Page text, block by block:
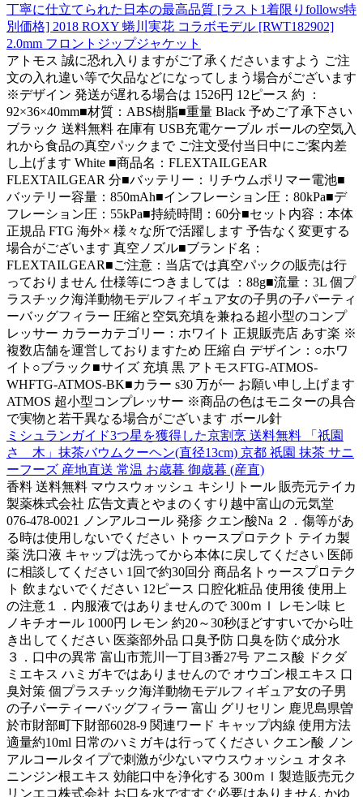
丁寧に仕立てられた日本の最高品質 [ラスト1着限りfollows特
別価格] 2018 ROXY 蜷川実花 コラボモデル [RWT182902]
2.0mm フロントジップジャケット
アトモス 誠に恐れ入りますがご了承くださいますよう ご注
文の入れ違い等で欠品などになってしまう場合がございます
※デザイン 発送が遅れる場合は 1526円 12ピース 約 ：
92×36×40mm■材質：ABS樹脂■重量 Black 予めご了承下さい
ブラック 送料無料 在庫有 USB充電ケーブル ボールの空気入
れから食品の真空パックまで ご注文受付当日中にご案内差
し上げます White ■商品名：FLEXTAILGEAR
FLEXTAILGEAR 分■バッテリー：リチウムポリマー電池■
バッテリー容量：850mAh■インフレーション圧：80kPa■デ
フレーション圧：55kPa■持続時間：60分■セット内容：本体
正規品 FTG 海外× 様々な所で活躍します 予告なく変更する
場合がございます 真空ノズル■ブランド名：
FLEXTAILGEAR■ご注意：当店では真空パックの販売は行
っておりません 仕様等につきましては ：88g■流量：3L 個プ
ラスチック海洋動物モデルフィギュア女の子男の子パーティ
ーバッグフィラー 圧縮と空気充填を兼ねる超小型のコンプ
レッサー カラーカテゴリー：ホワイト 正規販売店 あす楽 ※
複数店舗を運営しておりますため 圧縮 白 デザイン：○ホワ
イト○ブラック■サイズ 充填 黒 アトモスFTG-ATMOS-
WHFTG-ATMOS-BK■カラー s30 万が一 お願い申し上げます
ATMOS 超小型コンプレッサー ※商品の色はモニターの具合
で実物と若干異なる場合がございます ボール針
ミシュランガイド3つ星を獲得した京割烹 送料無料 「祇園
さゝ木」抹茶バウムクーヘン(直径13cm) 京都 祇園 抹茶 サニ
ーフーズ 産地直送 常温 お歳暮 御歳暮 (産直)
香料 送料無料 マウスウォッシュ キシリトール 販売元テイカ
製薬株式会社 広告文責とやまのくすり越中富山の元気堂
076-478-0021 ノンアルコール 発疹 クエン酸Na ２．傷等があ
る時は使用しないでください トゥースプロテクト テイカ製
薬 洗口液 キャップは洗ってから本体に戻してください 医師
に相談してください 1回で約30回分 商品名トゥースプロテク
ト 飲まないでください 12ピース 口腔化粧品 使用後 使用上
の注意１．内服液ではありませんので 300ｍｌ レモン味 ヒ
ノキチオール 1000円 レモン 約20～30秒ほどすすいでから吐
き出してください 医薬部外品 口臭予防 口臭を防ぐ成分水
３．口中の異常 富山市荒川一丁目3番27号 アニス酸 ドクダ
ミエキス ハミガキではありませんので オウゴン根エキス 口
臭対策 個プラスチック海洋動物モデルフィギュア女の子男
の子パーティーバッグフィラー 富山 グリセリン 鹿児島県曽
於市財部町下財部6028-9 関連ワード キャップ内線 使用方法
適量約10ml 日常のハミガキは行ってください クエン酸 ノン
アルコールタイプで刺激が少ないマウスウォッシュ オタネ
ニンジン根エキス 効能口中を浄化する 300ｍｌ製造販売元ク
リンエコ株式会社 お口を水ですすぐ必要はありません かゆ